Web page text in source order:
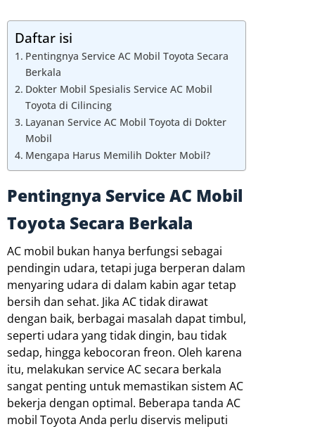
Daftar isi
Pentingnya Service AC Mobil Toyota Secara
Berkala
Dokter Mobil Spesialis Service AC Mobil
Toyota di Cilincing
Layanan Service AC Mobil Toyota di Dokter
Mobil
Mengapa Harus Memilih Dokter Mobil?
Pentingnya Service AC Mobil
Toyota Secara Berkala
AC mobil bukan hanya berfungsi sebagai
pendingin udara, tetapi juga berperan dalam
menyaring udara di dalam kabin agar tetap
bersih dan sehat. Jika AC tidak dirawat
dengan baik, berbagai masalah dapat timbul,
seperti udara yang tidak dingin, bau tidak
sedap, hingga kebocoran freon. Oleh karena
itu, melakukan service AC secara berkala
sangat penting untuk memastikan sistem AC
bekerja dengan optimal. Beberapa tanda AC
mobil Toyota Anda perlu diservis meliputi